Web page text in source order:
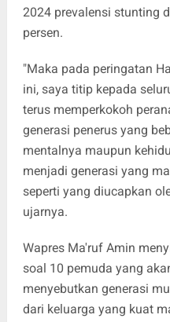
2024 prevalensi stunting
persen.
"Maka pada peringatan
ini, saya titip kepada
terus memperkokoh
generasi penerus yang
mentalnya maupun
menjadi generasi yang
seperti yang diucapkan
ujarnya.
Wapres Ma'ruf Amin
soal 10 pemuda yang
menyebutkan generasi
dari keluarga yang kuat